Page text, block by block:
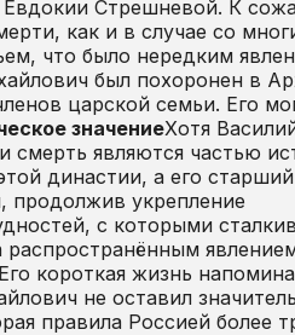
Стрешневой. К
как и в случае со
что было нередким
был похоронен в
царской семьи. Его
значениеХотя
смерть являются частью
династии, а его
продолжив укрепление
с которыми
короткая жизнь
не оставил
правила Россией более